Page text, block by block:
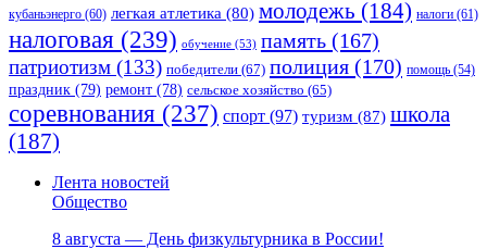
кубаньэнерго (60) легкая атлетика (80) молодежь (184) налоги (61)
налоговая (239) обучение (53) память (167)
патриотизм (133) победители (67) полиция (170) помощь (54)
праздник (79) ремонт (78) сельское хозяйство (65)
соревнования (237) спорт (97) туризм (87) школа
(187)
Лента новостей
Общество
8 августа — День физкультурника в России!